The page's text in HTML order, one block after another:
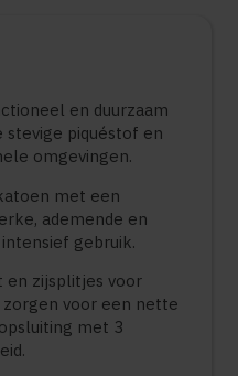
en duurzaam
stevige piquéstof en
omgevingen.
met een
ademende en
gebruik.
zijsplitjes voor
voor een nette
met 3